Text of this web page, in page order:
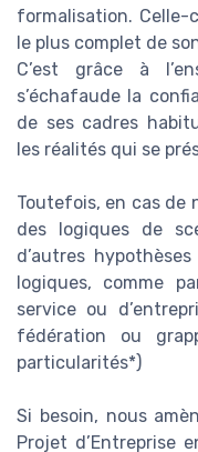
formalisation. Celle-
le plus complet de
C’est grâce à
s’échafaude la
de ses cadres
les réalités qui se
Toutefois, en cas de
des logiques de
d’autres
logiques, comme
service ou
fédération ou
particularités*)
Si besoin, nous
Projet d’Entreprise